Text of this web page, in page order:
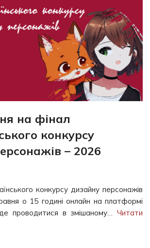
на фінал
конкурсу
– 2026
конкурсу дизайну персонажів
о 15 годині онлайн на платформі
проводитися в змішаному… Читати